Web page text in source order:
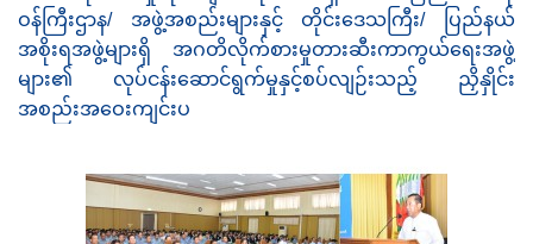
ဝန်ကြီးဌာန/ အဖွဲ့အစည်းများနှင့် တိုင်းဒေသကြီး/ ပြည်နယ်
အစိုးရအဖွဲ့များရှိ အဂတိလိုက်စားမှုတားဆီးကာကွယ်ရေးအဖွဲ့
များ၏ လုပ်ငန်းဆောင်ရွက်မှုနှင့်စပ်လျဉ်းသည့် ညှိနှိုင်း
အစည်းအဝေးကျင်းပ